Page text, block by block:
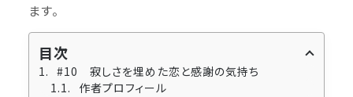
ます。
目次
#10 寂しさを埋めた恋と感謝の気持ち
作者プロフィール